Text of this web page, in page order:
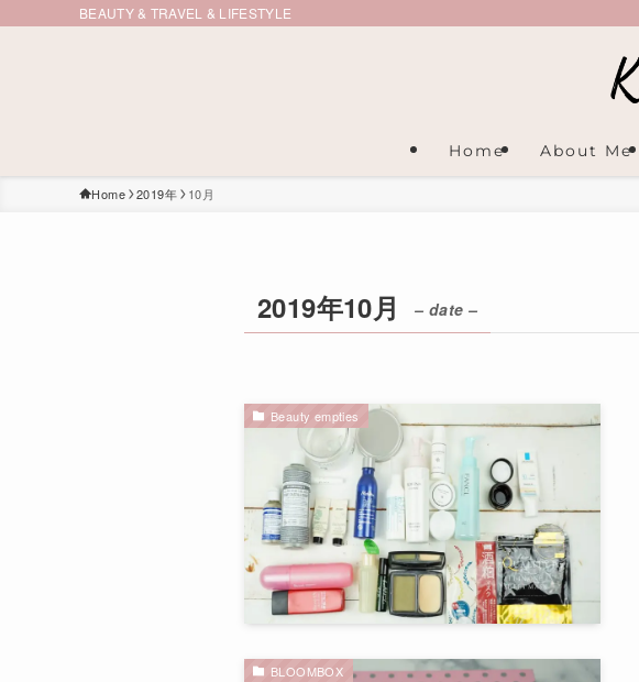
BEAUTY & TRAVEL & LIFESTYLE
Home About Me
Home 2019年 10月
2019年10月 – date –
Beauty empties
BLOOMBOX